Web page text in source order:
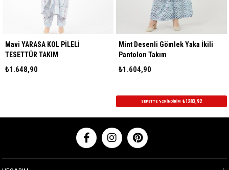
Mavi YARASA KOL PİLELİ
TESETTÜR TAKIM
₺1.648,90
Mint Desenli Gömlek Yaka İkili
Pantolon Takım
₺1.604,90
SEPETTE %20 İNDİRİM ₺1283,92